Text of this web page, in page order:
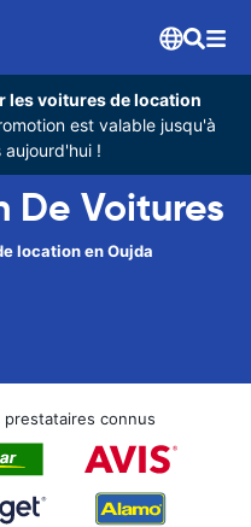
les voitures de location
est valable jusqu'à
!
De Voitures
location en Oujda
connus